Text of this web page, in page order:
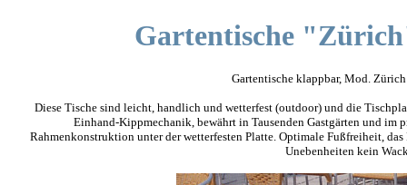
Gartentische
Gartentische klappbar, Mod.
Diese Tische sind leicht, handlich und wetterfest (outdoor) und die
Einhand-Kippmechanik, bewährt in Tausenden Gastgärten und
Rahmenkonstruktion unter der wetterfesten Platte. Optimale Fußfreiheit,
Unebenheiten kein